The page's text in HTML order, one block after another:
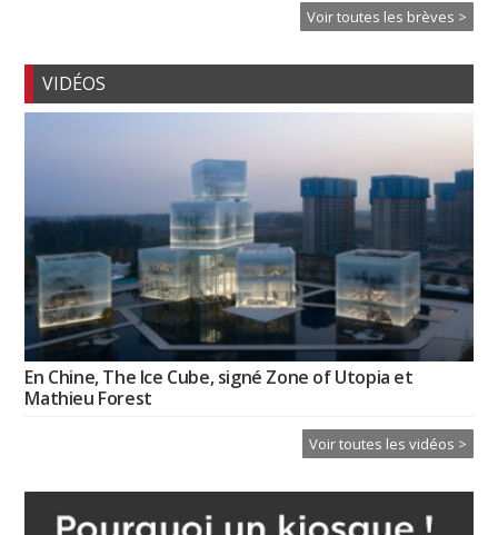
Voir toutes les brèves >
VIDÉOS
En Chine, The Ice Cube, signé Zone of Utopia et
Mathieu Forest
Voir toutes les vidéos >